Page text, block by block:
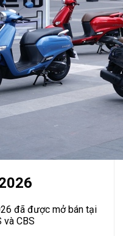
đã được mở bán tại
và CBS